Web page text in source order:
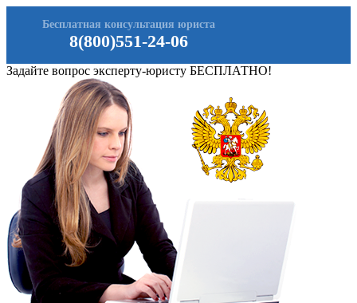
8(800)551-24-06
Бесплатная консультация юриста
Задайте вопрос эксперту-юристу БЕСПЛАТНО!